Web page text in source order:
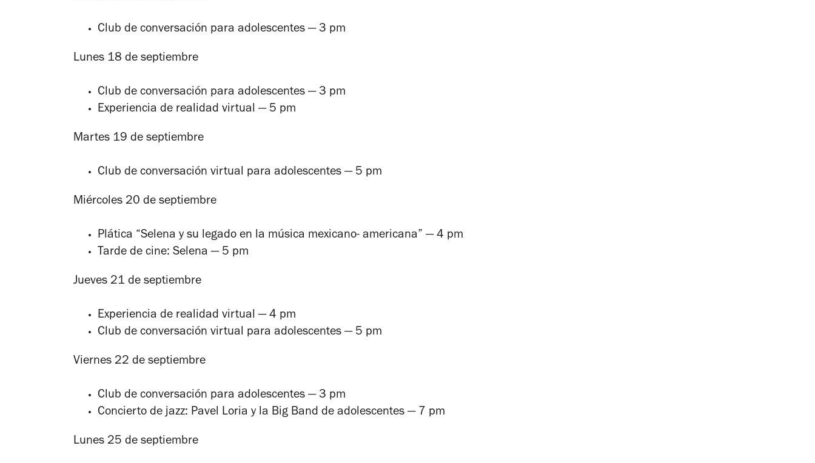
Club de conversación para adolescentes — 3 pm
Lunes 18 de septiembre
Club de conversación para adolescentes — 3 pm
Experiencia de realidad virtual — 5 pm
Martes 19 de septiembre
Club de conversación virtual para adolescentes — 5 pm
Miércoles 20 de septiembre
Plática “Selena y su legado en la música mexicano- americana” — 4 pm
Tarde de cine: Selena — 5 pm
Jueves 21 de septiembre
Experiencia de realidad virtual — 4 pm
Club de conversación virtual para adolescentes — 5 pm
Viernes 22 de septiembre
Club de conversación para adolescentes — 3 pm
Concierto de jazz: Pavel Loria y la Big Band de adolescentes — 7 pm
Lunes 25 de septiembre